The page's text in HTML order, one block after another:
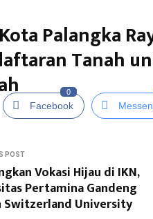
Palangka
Tanah
Facebook
0
POST
Vokasi Hijau di IKN,
Pertamina Gandeng
Switzerland University